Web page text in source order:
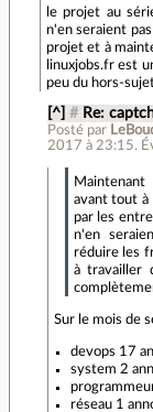
le projet au
n'en seraient
projet et à
linuxjobs.fr est
peu du hors-
[^] # Re:
Posté par
2017 à 23:15.
avant tout à
par les
n'en
réduire les
à travailler
Sur le mois de
devops 17
system 2
réseau 1